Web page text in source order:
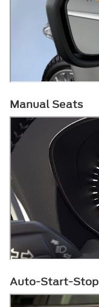
Manual Seats
Auto-Start-Stop